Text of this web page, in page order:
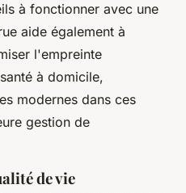
à fonctionner avec une
aide également à
l'empreinte
à domicile,
modernes dans ces
gestion de
de vie